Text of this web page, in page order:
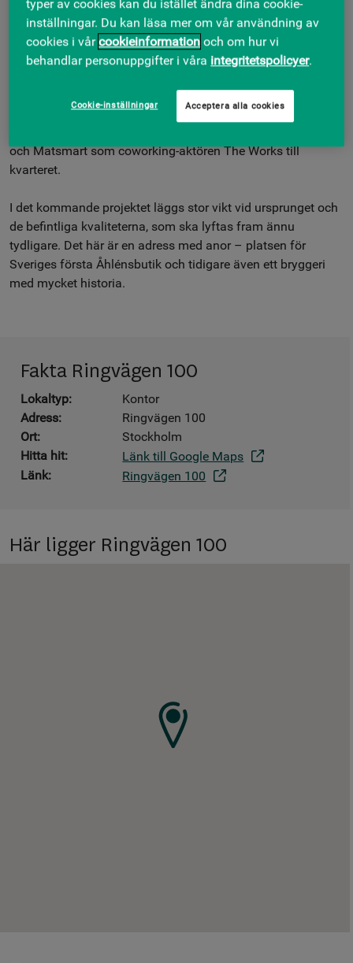
Ringvägen 100 erbjuder redan idag hög servicenivå i ett
centralt läge i Skanstull, som har exceptionellt bra
kommunikationer och grönområden runt knuten. Samtidigt
Carotte är på plats som ny servicepartner i huset med
utökade tjänster för hyresgästerna, och under 2025 har
och Matsmart som coworking-aktören The Works till
kvarteret.
I det kommande projektet läggs stor vikt vid ursprunget och
de befintliga kvaliteterna, som ska lyftas fram ännu
tydligare. Det här är en adress med anor – platsen för
Sveriges första Åhlénsbutik och tidigare även ett bryggeri
med mycket historia.
Fakta Ringvägen 100
Lokaltyp:
Kontor
Adress:
Ringvägen 100
Ort:
Stockholm
Hitta hit:
Länk till Google Maps
Länk:
Ringvägen 100
Här ligger Ringvägen 100
typer av cookies kan du istället ändra dina cookie-
inställningar. Du kan läsa mer om vår användning av
cookies i vårcookieinformation och om hur vi
behandlar personuppgifter i våra integritetspolicyer.
Cookie-inställningar Acceptera alla cookies